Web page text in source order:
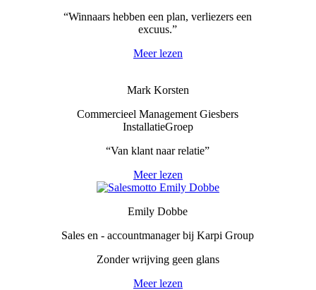
“Winnaars hebben een plan, verliezers een
excuus.”
Meer lezen
Mark Korsten
Commercieel Management Giesbers
InstallatieGroep
“Van klant naar relatie”
Meer lezen
Emily Dobbe
Sales en - accountmanager bij Karpi Group
Zonder wrijving geen glans
Meer lezen